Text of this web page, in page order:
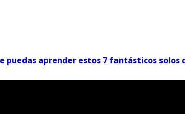
aprender estos 7 fantásticos solos